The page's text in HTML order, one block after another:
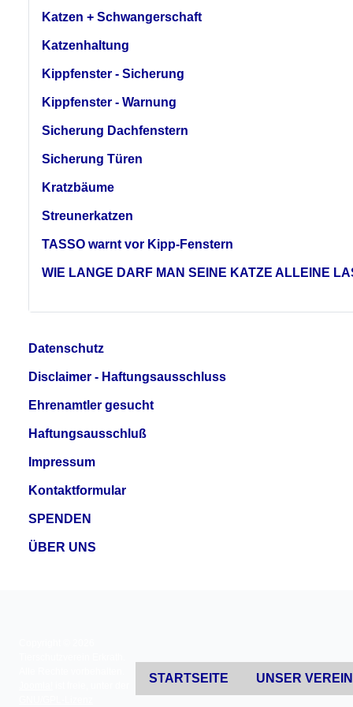
Katzen + Schwangerschaft
Katzenhaltung
Kippfenster - Sicherung
Kippfenster - Warnung
Sicherung Dachfenstern
Sicherung Türen
Kratzbäume
Streunerkatzen
TASSO warnt vor Kipp-Fenstern
WIE LANGE DARF MAN SEINE KATZE ALLEINE
Datenschutz
Disclaimer - Haftungsausschluss
Ehrenamtler gesucht
Haftungsausschluß
Impressum
Kontaktformular
SPENDEN
ÜBER UNS
STARTSEITE UNSER VEREIN